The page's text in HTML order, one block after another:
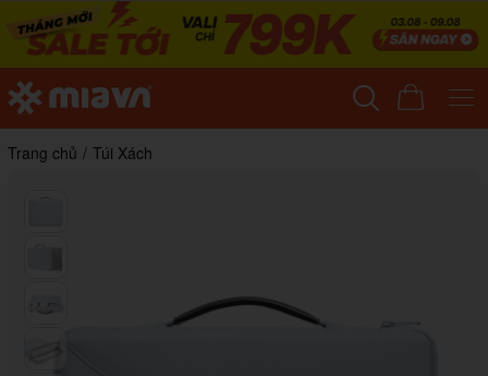
Trang chủ / Túi Xách